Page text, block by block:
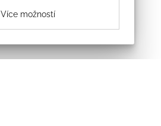
Více možností